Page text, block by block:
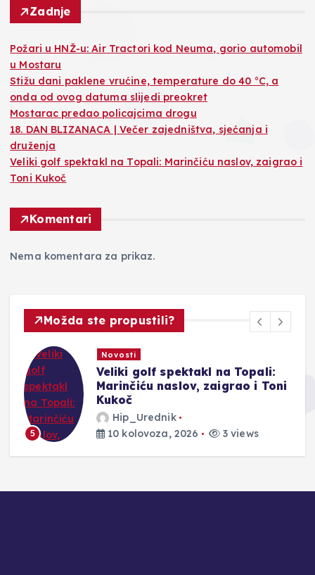
Zadnje
Požari u HNŽ-u: Air Tractori kod Neuma, gorio automobil
u Mostaru
Stižu dani paklene vrućine, temperature do 40 °C, a
onda od ovog datuma slijedi preokret
Mostarac predao policajcima drogu
18. DAN BLIZANACA | Večer zajedništva, sjećanja i
druženja
Veliki golf spektakl na Topali: Marinčiću naslov, zaigrao i
Toni Kukoč
Komentari
Nema komentara za prikaz.
Možda ste propustili?
5
Novosti
Veliki golf spektakl na Topali:
Marinčiću naslov, zaigrao i Toni
Kukoč
Hip_Urednik
10 kolovoza, 2026
3 views